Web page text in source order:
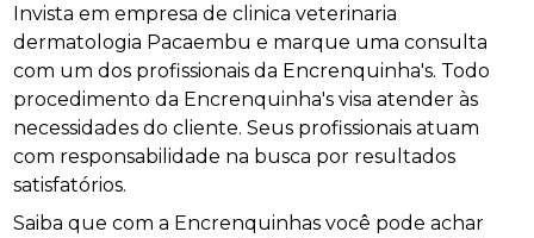
Invista em empresa de clinica veterinaria
dermatologia Pacaembu e marque uma consulta
com um dos profissionais da Encrenquinha's. Todo
procedimento da Encrenquinha's visa atender às
necessidades do cliente. Seus profissionais atuam
com responsabilidade na busca por resultados
satisfatórios.
Saiba que com a Encrenquinhas você pode achar